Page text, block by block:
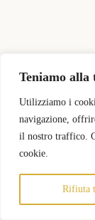
Teniamo alla
Utilizziamo i
navigazione,
il nostro traffico.
cookie.
Rifiuta
Copyright © 2026 -
Pricing
Login Negozi